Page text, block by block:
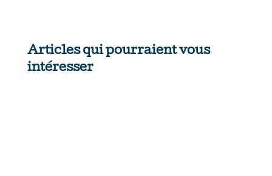
Articles qui pourraient vous
intéresser